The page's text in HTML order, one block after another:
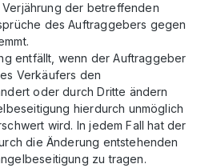
der betreffenden
des Auftraggebers gegen
entfällt, wenn der Auftraggeber
Verkäufers den
oder durch Dritte ändern
hierdurch unmöglich
wird. In jedem Fall hat der
die Änderung entstehenden
zu tragen.